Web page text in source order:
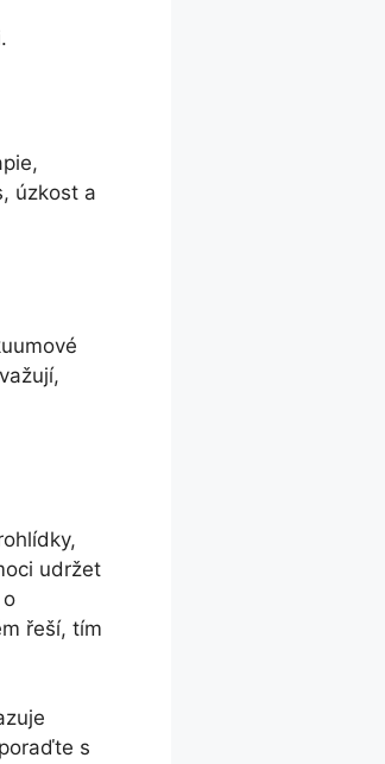
úzkost a
udržet
řeší, tím
s